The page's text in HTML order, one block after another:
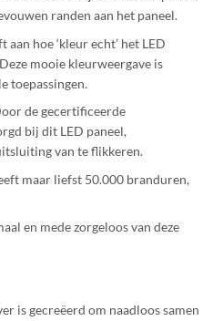
randen aan het paneel.
aan hoe ‘kleur echt’ het LED
mooie kleurweergave is
toepassingen.
de gecertificeerde
bij dit LED paneel,
van te flikkeren.
maar liefst 50.000 branduren,
en mede zorgeloos van deze
is gecreëerd om naadloos samen